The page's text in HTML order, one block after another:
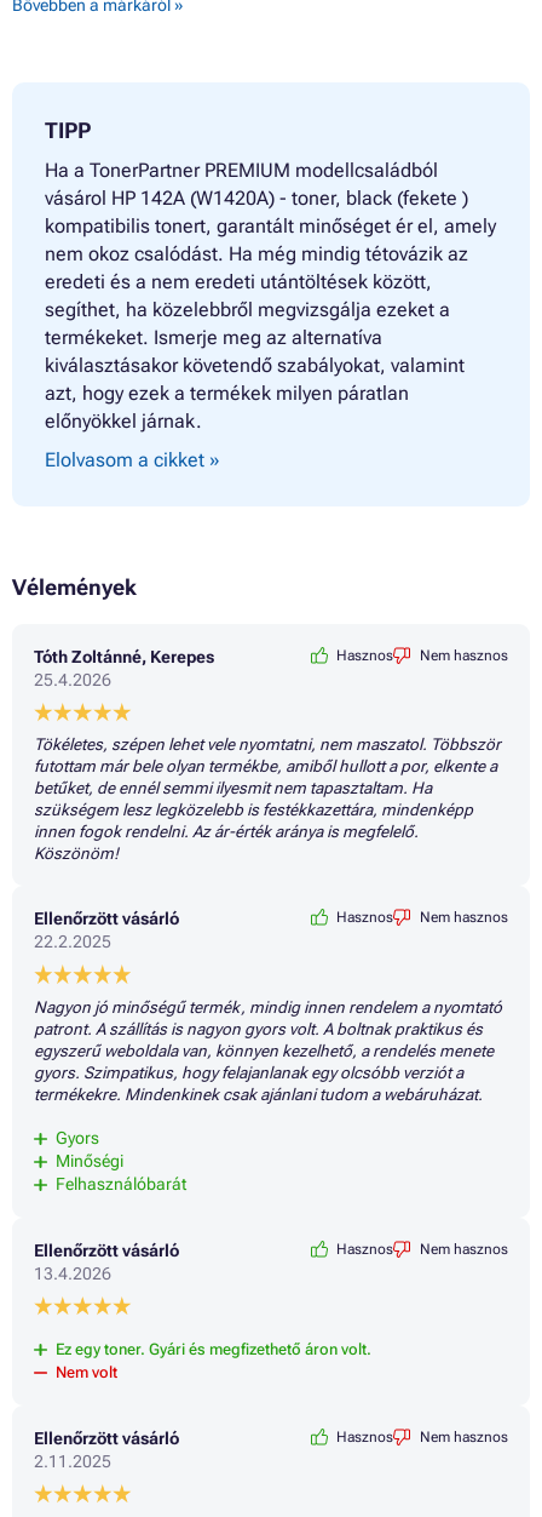
Bővebben a márkáról »
TIPP
Ha a TonerPartner PREMIUM modellcsaládból
vásárol HP 142A (W1420A) - toner, black (fekete )
kompatibilis tonert, garantált minőséget ér el, amely
nem okoz csalódást. Ha még mindig tétovázik az
eredeti és a nem eredeti utántöltések között,
segíthet, ha közelebbről megvizsgálja ezeket a
termékeket. Ismerje meg az alternatíva
kiválasztásakor követendő szabályokat, valamint
azt, hogy ezek a termékek milyen páratlan
előnyökkel járnak.
Elolvasom a cikket »
Vélemények
Tóth Zoltánné, Kerepes
25.4.2026
Hasznos Nem hasznos
Tökéletes, szépen lehet vele nyomtatni, nem maszatol. Többször
futottam már bele olyan termékbe, amiből hullott a por, elkente a
betűket, de ennél semmi ilyesmit nem tapasztaltam. Ha
szükségem lesz legközelebb is festékkazettára, mindenképp
innen fogok rendelni. Az ár-érték aránya is megfelelő.
Köszönöm!
Ellenőrzött vásárló
22.2.2025
Hasznos Nem hasznos
Nagyon jó minőségű termék, mindig innen rendelem a nyomtató
patront. A szállítás is nagyon gyors volt. A boltnak praktikus és
egyszerű weboldala van, könnyen kezelhető, a rendelés menete
gyors. Szimpatikus, hogy felajanlanak egy olcsóbb verziót a
termékekre. Mindenkinek csak ajánlani tudom a webáruházat.
Gyors
Minőségi
Felhasználóbarát
Ellenőrzött vásárló
13.4.2026
Hasznos Nem hasznos
Ez egy toner. Gyári és megfizethető áron volt.
Nem volt
Ellenőrzött vásárló
2.11.2025
Hasznos Nem hasznos